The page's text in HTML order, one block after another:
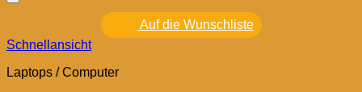
Auf die Wunschliste
Schnellansicht
Laptops / Computer